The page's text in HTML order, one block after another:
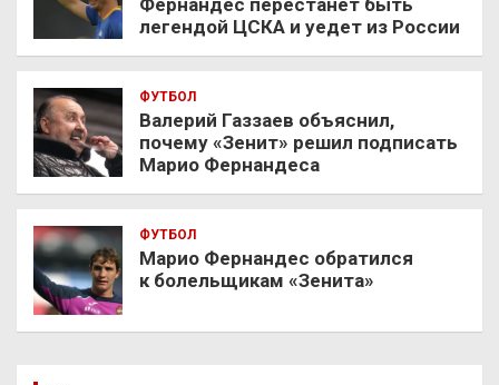
Фернандес перестанет быть
легендой ЦСКА и уедет из России
ФУТБОЛ
Валерий Газзаев объяснил,
почему «Зенит» решил подписать
Марио Фернандеса
ФУТБОЛ
Марио Фернандес обратился
к болельщикам «Зенита»